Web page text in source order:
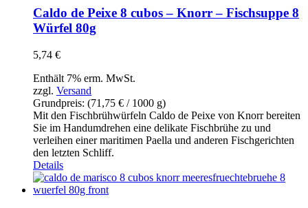
für
Lebensmittel
50g
Caldo de Peixe 8 cubos – Knorr – Fischsuppe 8
Würfel 80g
5,74 €
Enthält 7% erm. MwSt.
zzgl. Versand
Grundpreis: (71,75 € / 1000 g)
Mit den Fischbrühwürfeln Caldo de Peixe von Knorr bereiten
Sie im Handumdrehen eine delikate Fischbrühe zu und
verleihen einer maritimen Paella und anderen Fischgerichten
den letzten Schliff.
Details